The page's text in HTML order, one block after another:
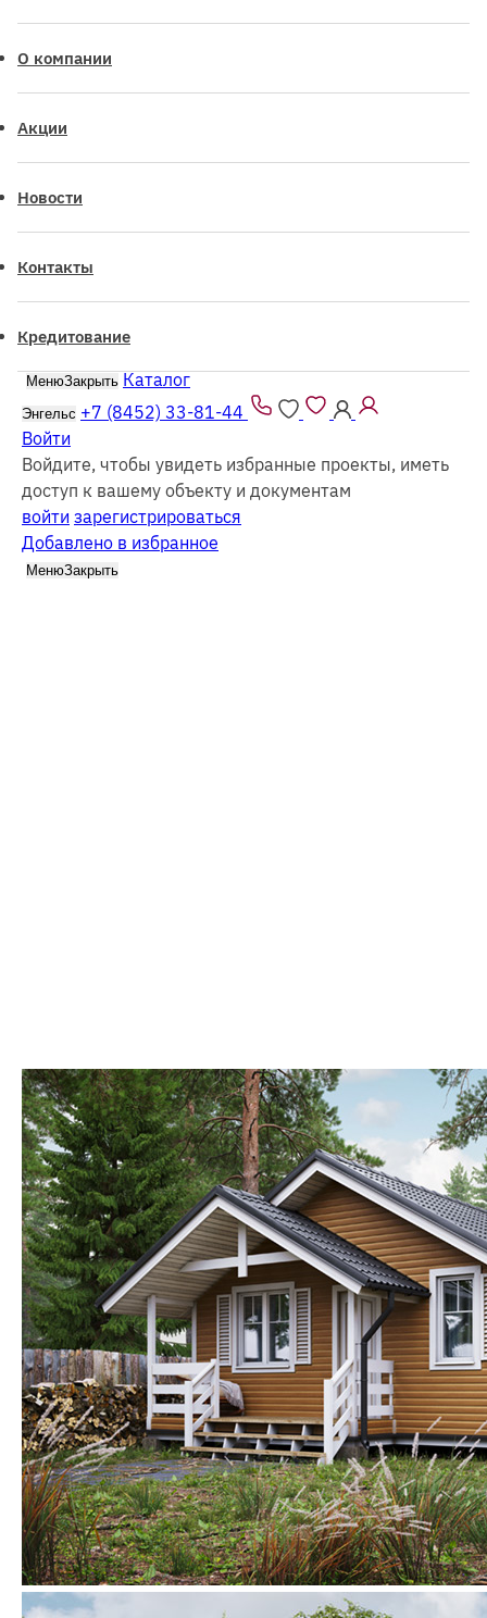
О компании
Акции
Новости
Контакты
Кредитование
МенюЗакрыть Каталог
Энгельс +7 (8452) 33-81-44
Войти
Войдите, чтобы увидеть избранные проекты, иметь
доступ к вашему объекту и документам
войти зарегистрироваться
Добавлено в избранное
МенюЗакрыть
Все проекты из каталога можно заказать
избрусатак и вкаркасномисполнении
Каталог
Архив